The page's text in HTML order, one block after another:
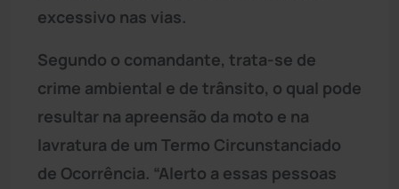
excessivo nas vias.
Segundo o comandante, trata-se de
crime ambiental e de trânsito, o qual pode
resultar na apreensão da moto e na
lavratura de um Termo Circunstanciado
de Ocorrência. “Alerto a essas pessoas